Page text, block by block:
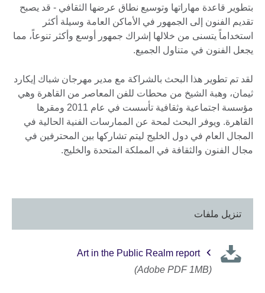
بتطوير قاعدة مهاراتها وتوسيع نطاق عرضها الثقافي - قد يصبح
تقديم الفنون إلى الجمهور في الأماكن العامة وسيلة أكثر
استخداماً يتسنى من خلالها إشراك جمهور أوسع وأكثر تنوعاً، مما
يجعل الفنون في متناول الجميع.
لقد تم تطوير هذا البحث بالشراكة مع مدير مهرجان شباك إيكارد
ثيمان، وهبة الشيخ من محطات للفن المعاصر من القاهرة وهي
مؤسسة اجتماعية وثقافية تأسست في عام 2011 ومقرها
القاهرة. ويوفر البحث لمحة عن الممارسات الفنية الحالية في
المجال العام في دول الخليج ليتم تشاركها بين المحترفين في
مجال الفنون والثقافة في المملكة المتحدة والخليج.
تنزيل ملفات
Art in the Public Realm report
(Adobe PDF 1MB)